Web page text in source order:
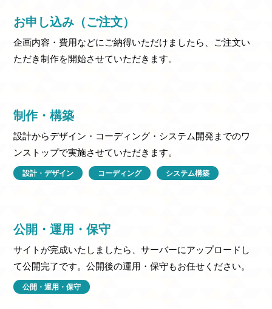
お申し込み（ご注文）
企画内容・費用などにご納得いただけましたら、ご注文い
ただき制作を開始させていただきます。
制作・構築
設計からデザイン・コーディング・システム開発までのワ
ンストップで実施させていただきます。
設計・デザイン コーディング システム構築
公開・運用・保守
サイトが完成いたしましたら、サーバーにアップロードし
て公開完了です。公開後の運用・保守もお任せください。
公開・運用・保守